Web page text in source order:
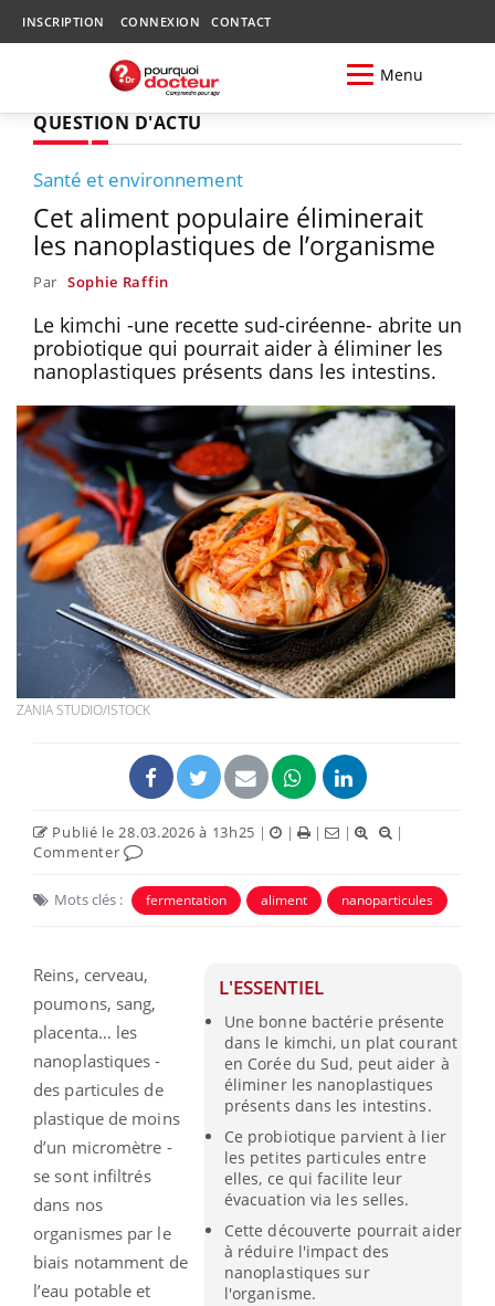
INSCRIPTION CONNEXION CONTACT
Menu
QUESTION D'ACTU
Santé et environnement
Cet aliment populaire éliminerait
les nanoplastiques de l’organisme
Par Sophie Raffin
Le kimchi -une recette sud-ciréenne- abrite un
probiotique qui pourrait aider à éliminer les
nanoplastiques présents dans les intestins.
ZANIA STUDIO/ISTOCK
Publié le 28.03.2026 à 13h25 | | | |
|
Commenter
Mots clés : fermentation aliment nanoparticules
L'ESSENTIEL
Une bonne bactérie présente
dans le kimchi, un plat courant
en Corée du Sud, peut aider à
éliminer les nanoplastiques
présents dans les intestins.
Ce probiotique parvient à lier
les petites particules entre
elles, ce qui facilite leur
évacuation via les selles.
Cette découverte pourrait aider
à réduire l'impact des
nanoplastiques sur
l'organisme.
Reins, cerveau,
poumons, sang,
placenta… les
nanoplastiques -
des particules de
plastique de moins
d’un micromètre -
se sont infiltrés
dans nos
organismes par le
biais notamment de
l’eau potable et